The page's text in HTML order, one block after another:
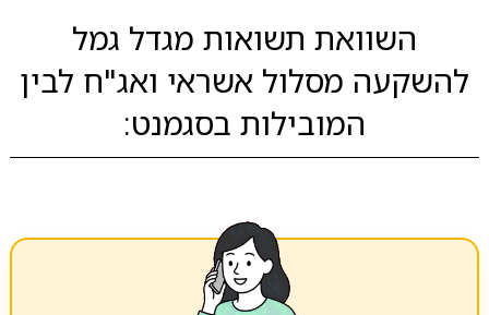
השוואת תשואות מגדל גמל
להשקעה מסלול אשראי ואג"ח לבין
המובילות בסגמנט: